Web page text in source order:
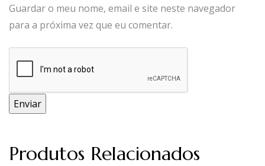
Guardar o meu nome, email e site neste navegador
para a próxima vez que eu comentar.
Produtos Relacionados